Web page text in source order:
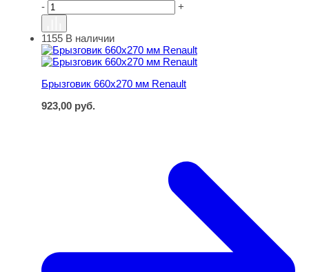
- +
Брызговик 660х270 мм Renault
1155 В наличии
Брызговик 660х270 мм Renault
923,00 руб.